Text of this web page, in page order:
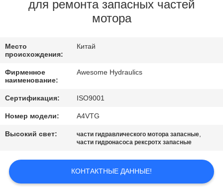
КАЧЕСТВА
МЫ
НОВОСТИ
СПРОСИТЕ
ЦИТАТУ
КАРТА
САЙТА
для ремонта запасных частей
мотора
Место
происхождения:
Китай
Фирменное
наименование:
Awesome Hydraulics
Сертификация: ISO9001
Номер модели: A4VTG
Высокий свет: части гидравлического мотора запасные,
части гидронасоса рексротх запасные
КОНТАКТНЫЕ ДАННЫЕ!